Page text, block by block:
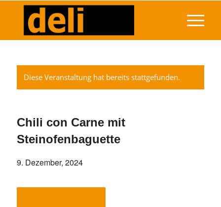
Diese Veranstaltung hat bereits stattgefunden.
Chili con Carne mit
Steinofenbaguette
9. Dezember, 2024